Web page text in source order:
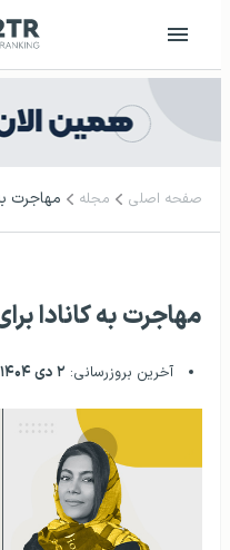
صفحه اصلی مجله مهاجرت
مهاجرت به کانادا
آخرین بروزرسانی: ۲ دی ۱۴۰۴